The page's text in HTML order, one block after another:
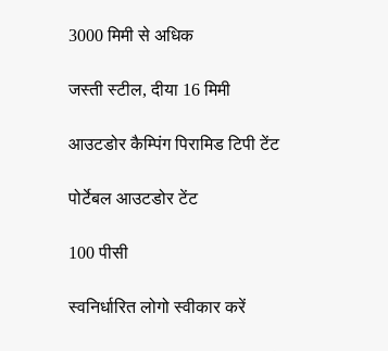
3000 मिमी से अधिक
जस्ती स्टील, दीया 16 मिमी
आउटडोर कैम्पिंग पिरामिड टिपी टेंट
पोर्टेबल आउटडोर टेंट
100 पीसी
स्वनिर्धारित लोगो स्वीकार करें